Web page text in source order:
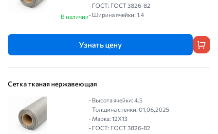
В наличии
- ГОСТ: ГОСТ 3826-82
- Ширина ячейки: 1.4
Узнать цену
Сетка тканая нержавеющая
- Высота ячейки: 4.5
- Толщина стенки: 01,06,2025
- Марка: 12Х13
- ГОСТ: ГОСТ 3826-82